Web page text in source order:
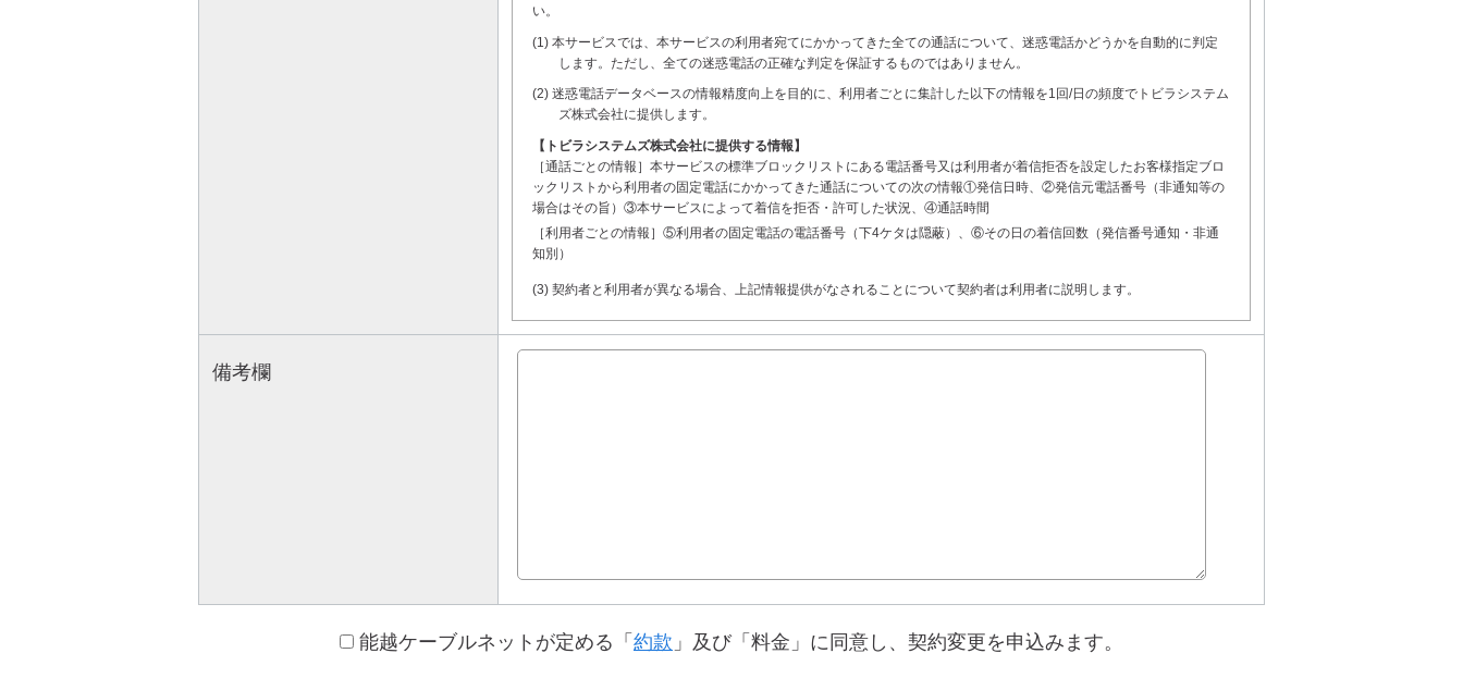
い。
(1) 本サービスでは、本サービスの利用者宛てにかかってきた全ての通話について、迷惑電話かどうかを自動的に判定
します。ただし、全ての迷惑電話の正確な判定を保証するものではありません。
(2) 迷惑電話データベースの情報精度向上を目的に、利用者ごとに集計した以下の情報を1回/日の頻度でトビラシステム
ズ株式会社に提供します。
【トビラシステムズ株式会社に提供する情報】
［通話ごとの情報］本サービスの標準ブロックリストにある電話番号又は利用者が着信拒否を設定したお客様指定ブロ
ックリストから利用者の固定電話にかかってきた通話についての次の情報①発信日時、②発信元電話番号（非通知等の
場合はその旨）③本サービスによって着信を拒否・許可した状況、④通話時間
［利用者ごとの情報］⑤利用者の固定電話の電話番号（下4ケタは隠蔽）、⑥その日の着信回数（発信番号通知・非通
知別）
(3) 契約者と利用者が異なる場合、上記情報提供がなされることについて契約者は利用者に説明します。
備考欄
能越ケーブルネットが定める「 約款 」及び「料金」に同意し、契約変更を申込みます。